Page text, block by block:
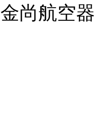
尚航空